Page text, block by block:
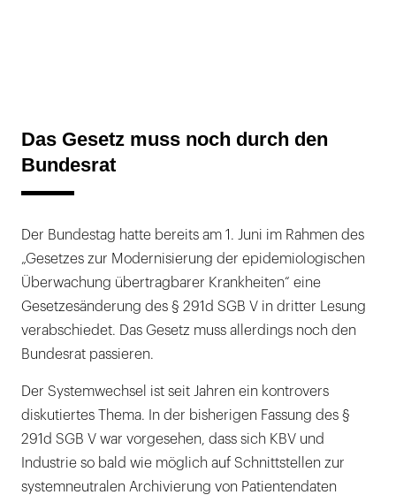
Das Gesetz muss noch durch den
Bundesrat
Der Bundestag hatte bereits am 1. Juni im Rahmen des
„Gesetzes zur Modernisierung der epidemiologischen
Überwachung übertragbarer Krankheiten“ eine
Gesetzesänderung des § 291d SGB V in dritter Lesung
verabschiedet. Das Gesetz muss allerdings noch den
Bundesrat passieren.
Der Systemwechsel ist seit Jahren ein kontrovers
diskutiertes Thema. In der bisherigen Fassung des §
291d SGB V war vorgesehen, dass sich KBV und
Industrie so bald wie möglich auf Schnittstellen zur
systemneutralen Archivierung von Patientendaten